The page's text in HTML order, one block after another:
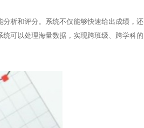
析和评分。系统不仅能够快速给出成绩，还
可以处理海量数据，实现跨班级、跨学科的